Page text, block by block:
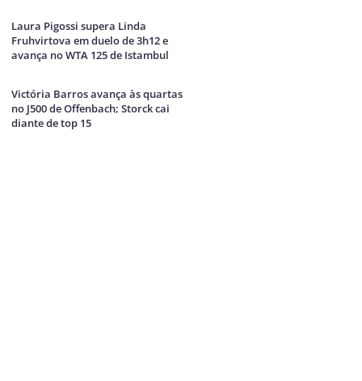
Laura Pigossi supera Linda
Fruhvirtova em duelo de 3h12 e
avança no WTA 125 de Istambul
Victória Barros avança às quartas
no J500 de Offenbach; Storck cai
diante de top 15